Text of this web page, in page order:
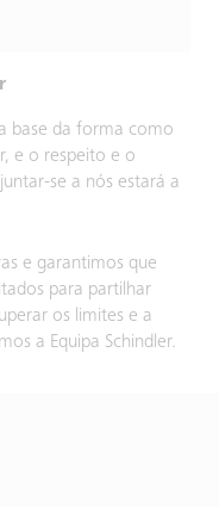
base da forma como
e o respeito e o
se a nós estará a
e garantimos que
para partilhar
os limites e a
a Equipa Schindler.